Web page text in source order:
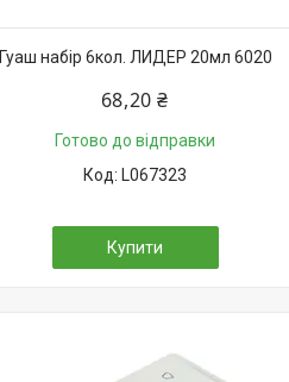
Гуаш набір 6кол. ЛИДЕР 20мл 6020
68,20 ₴
Готово до відправки
L067323
Купити